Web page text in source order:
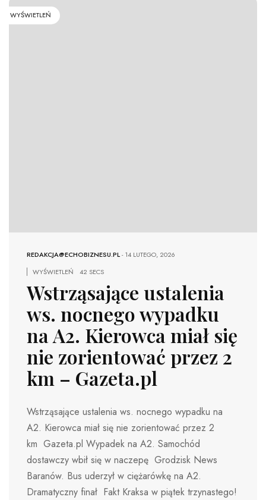
WYŚWIETLEŃ
REDAKCJA@ECHOBIZNESU.PL-14 LUTEGO, 2026
WYŚWIETLEŃ
42 SECS
Wstrząsające ustalenia
ws. nocnego wypadku
na A2. Kierowca miał się
nie zorientować przez 2
km – Gazeta.pl
Wstrząsające ustalenia ws. nocnego wypadku na
A2. Kierowca miał się nie zorientować przez 2
km Gazeta.pl Wypadek na A2. Samochód
dostawczy wbił się w naczepę Grodzisk News
Baranów. Bus uderzył w ciężarówkę na A2.
Dramatyczny finał Fakt Kraksa w piątek trzynastego!